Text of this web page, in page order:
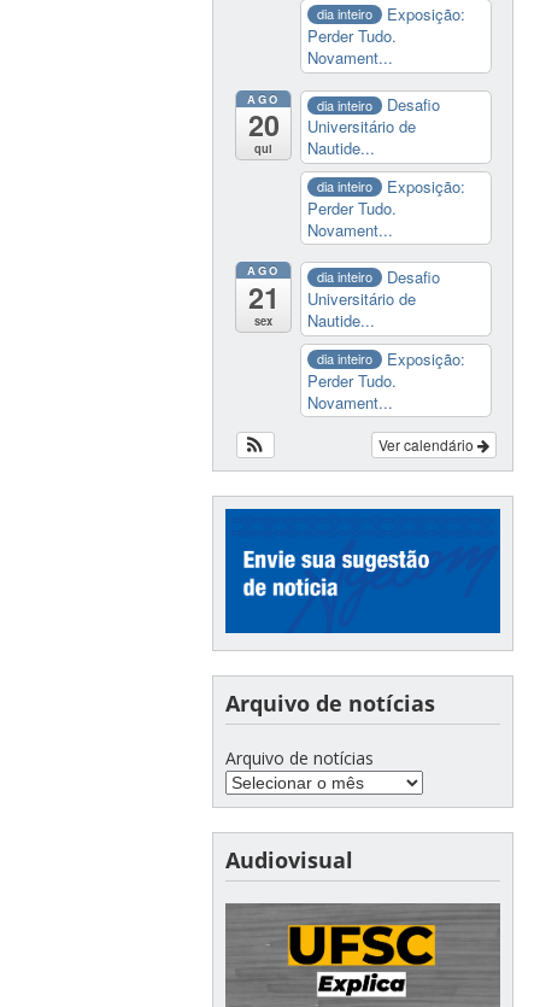
dia inteiro
Exposição:
Perder Tudo.
Novament...
AGO
20
qui
dia inteiro
Desafio
Universitário de
Nautide...
dia inteiro
Exposição:
Perder Tudo.
Novament...
AGO
21
sex
dia inteiro
Desafio
Universitário de
Nautide...
dia inteiro
Exposição:
Perder Tudo.
Novament...
Ver calendário
Arquivo de notícias
Arquivo de notícias
Audiovisual